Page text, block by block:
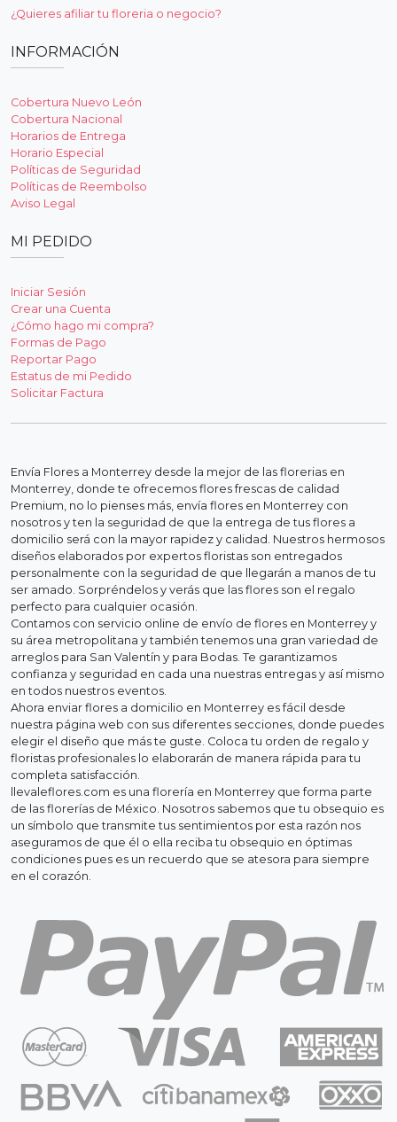
¿Quieres afiliar tu floreria o negocio?
INFORMACIÓN
Cobertura Nuevo León
Cobertura Nacional
Horarios de Entrega
Horario Especial
Políticas de Seguridad
Políticas de Reembolso
Aviso Legal
MI PEDIDO
Iniciar Sesión
Crear una Cuenta
¿Cómo hago mi compra?
Formas de Pago
Reportar Pago
Estatus de mi Pedido
Solicitar Factura
Envía Flores a Monterrey desde la mejor de las florerias en
Monterrey, donde te ofrecemos flores frescas de calidad
Premium, no lo pienses más, envía flores en Monterrey con
nosotros y ten la seguridad de que la entrega de tus flores a
domicilio será con la mayor rapidez y calidad. Nuestros hermosos
diseños elaborados por expertos floristas son entregados
personalmente con la seguridad de que llegarán a manos de tu
ser amado. Sorpréndelos y verás que las flores son el regalo
perfecto para cualquier ocasión.
Contamos con servicio online de envío de flores en Monterrey y
su área metropolitana y también tenemos una gran variedad de
arreglos para San Valentín y para Bodas. Te garantizamos
confianza y seguridad en cada una nuestras entregas y así mismo
en todos nuestros eventos.
Ahora enviar flores a domicilio en Monterrey es fácil desde
nuestra página web con sus diferentes secciones, donde puedes
elegir el diseño que más te guste. Coloca tu orden de regalo y
floristas profesionales lo elaborarán de manera rápida para tu
completa satisfacción.
llevaleflores.com es una florería en Monterrey que forma parte
de las florerías de México. Nosotros sabemos que tu obsequio es
un símbolo que transmite tus sentimientos por esta razón nos
aseguramos de que él o ella reciba tu obsequio en óptimas
condiciones pues es un recuerdo que se atesora para siempre
en el corazón.